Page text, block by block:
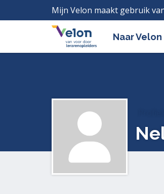
Mijn Velon maakt gebruik
Naar